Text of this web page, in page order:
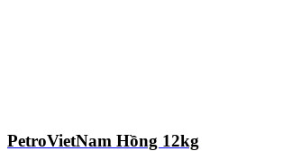
PetroVietNam Hồng 12kg